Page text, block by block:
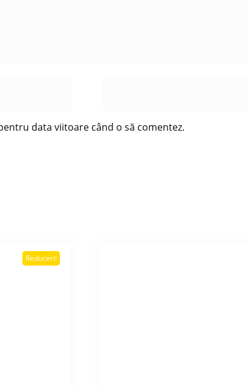
data viitoare când o să comentez.
Reduceri!